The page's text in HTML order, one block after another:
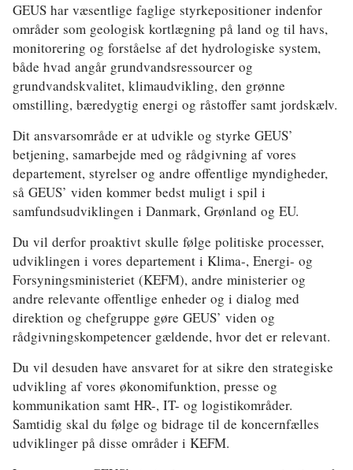
Ældre
GEUS har væsentlige faglige styrkepositioner indenfor
områder som geologisk kortlægning på land og til havs,
monitorering og forståelse af det hydrologiske system,
både hvad angår grundvandsressourcer og
grundvandskvalitet, klimaudvikling, den grønne
omstilling, bæredygtig energi og råstoffer samt jordskælv.
Dit ansvarsområde er at udvikle og styrke GEUS’
betjening, samarbejde med og rådgivning af vores
departement, styrelser og andre offentlige myndigheder,
så GEUS’ viden kommer bedst muligt i spil i
samfundsudviklingen i Danmark, Grønland og EU.
Du vil derfor proaktivt skulle følge politiske processer,
udviklingen i vores departement i Klima-, Energi- og
Forsyningsministeriet (KEFM), andre ministerier og
andre relevante offentlige enheder og i dialog med
direktion og chefgruppe gøre GEUS’ viden og
rådgivningskompetencer gældende, hvor det er relevant.
Du vil desuden have ansvaret for at sikre den strategiske
udvikling af vores økonomifunktion, presse og
kommunikation samt HR-, IT- og logistikområder.
Samtidig skal du følge og bidrage til de koncernfælles
udviklinger på disse områder i KEFM.